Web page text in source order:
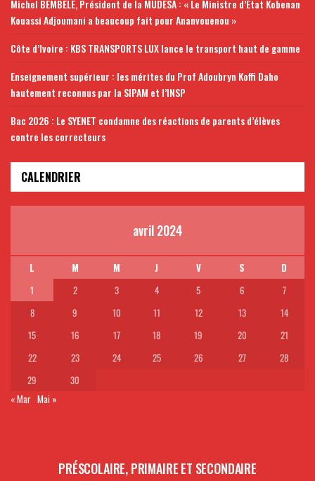
Michel BEMBELE, Président de la MUDESA : « Le Ministre d’État Kobenan
Kouassi Adjoumani a beaucoup fait pour Ananvouenou »
Côte d’Ivoire : KBS TRANSPORTS LUX lance le transport haut de gamme
Enseignement supérieur : les mérites du Prof Adoubryn Koffi Daho
hautement reconnus par la SIPAM et l’INSP
Bac 2026 : Le SYENET condamne des réactions de parents d’élèves
contre les correcteurs
CALENDRIER
avril 2024
L M M J V S
D
1
2 3 4 5 6
7
8
9 10 11 12 13
14
15
16 17 18 19 20
21
22
23 24 25 26 27
28
29
30
« Mar Mai »
PRÉSCOLAIRE, PRIMAIRE ET SECONDAIRE